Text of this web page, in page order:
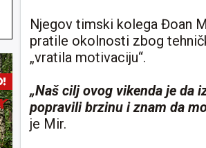
Njegov timski kolega Đoan
pratile okolnosti zbog
„vratila motivaciju“.
„Naš cilj ovog vikenda je da
popravili brzinu i znam da
je Mir.